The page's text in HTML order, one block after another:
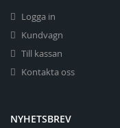
Logga in
Kundvagn
Till kassan
Kontakta oss
NYHETSBREV